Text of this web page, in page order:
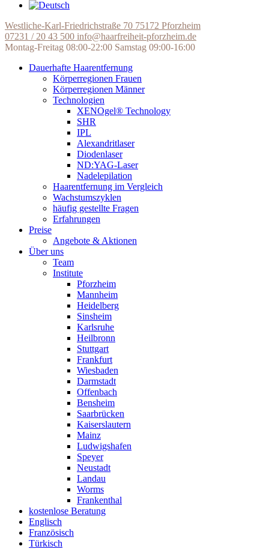
Westliche-Karl-Friedrichstraße 70 75172 Pforzheim
07231 / 20 43 500 info@haarfreiheit-pforzheim.de
Montag-Freitag 08:00-22:00 Samstag 09:00-16:00
Dauerhafte Haarentfernung
Körperregionen Frauen
Körperregionen Männer
Technologien
XENOgel® Technology
SHR
IPL
Alexandritlaser
Diodenlaser
ND:YAG-Laser
Nadelepilation
Haarentfernung im Vergleich
Wachstumszyklen
häufig gestellte Fragen
Erfahrungen
Preise
Angebote & Aktionen
Über uns
Team
Institute
Pforzheim
Mannheim
Heidelberg
Sinsheim
Karlsruhe
Heilbronn
Stuttgart
Frankfurt
Wiesbaden
Darmstadt
Offenbach
Bensheim
Saarbrücken
Kaiserslautern
Mainz
Ludwigshafen
Speyer
Neustadt
Landau
Worms
Frankenthal
kostenlose Beratung
Englisch
Französisch
Türkisch